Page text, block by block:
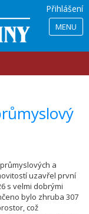
Přihlášení
MENU
a
uzavřel první
s velmi dobrými
bylo zhruba 307
což